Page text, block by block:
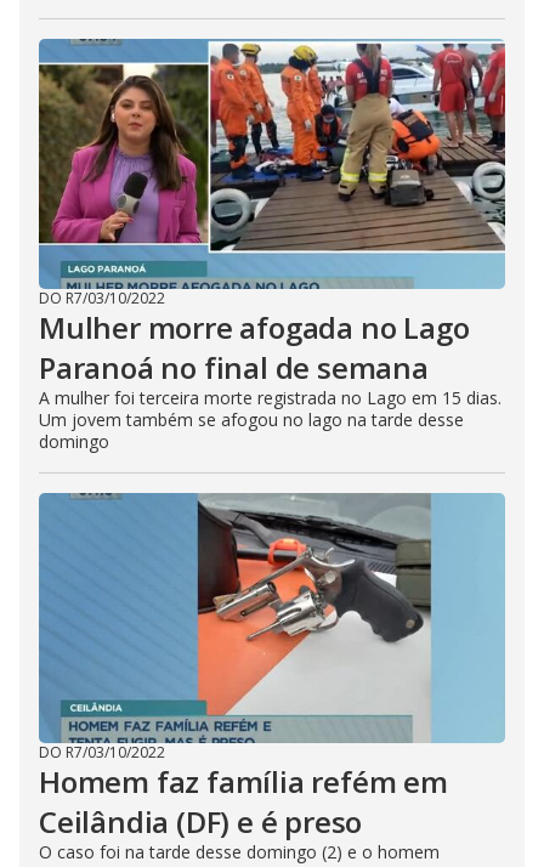
DO R7/03/10/2022
Mulher morre afogada no Lago
Paranoá no final de semana
A mulher foi terceira morte registrada no Lago em 15 dias.
Um jovem também se afogou no lago na tarde desse
domingo
DO R7/03/10/2022
Homem faz família refém em
Ceilândia (DF) e é preso
O caso foi na tarde desse domingo (2) e o homem